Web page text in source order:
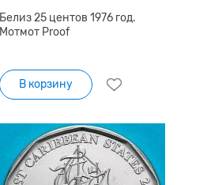
Белиз 25 центов 1976 год.
Мотмот Proof
В корзину